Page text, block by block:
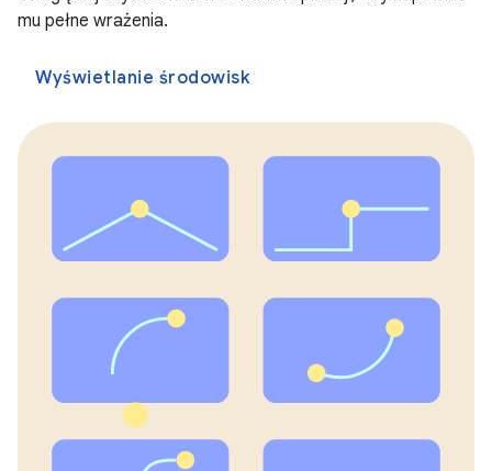
mu pełne wrażenia.
Wyświetlanie środowisk